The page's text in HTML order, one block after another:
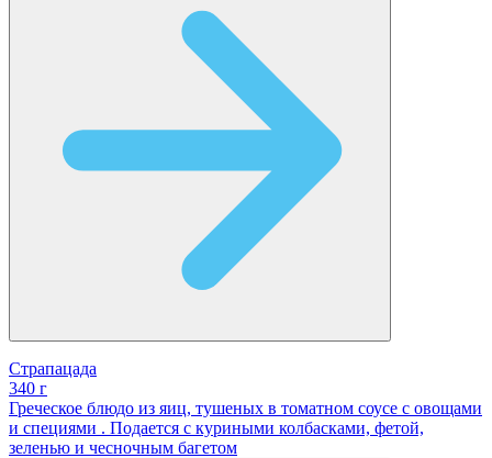
Страпацада
340 г
Греческое блюдо из яиц, тушеных в томатном соусе с овощами
и специями . Подается с куриными колбасками, фетой,
зеленью и чесночным багетом